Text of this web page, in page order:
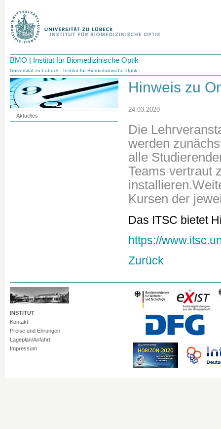
BMO | Institut für Biomedizinische Optik
Universität zu Lübeck - Institut für Biomedizinische Optik -
Hinweis zu
24.03.2020
Die
werden
alle
Teams vertraut
Kursen der
Das ITSC bietet
https://
Zurück
Aktuelles
INSTITUT
Kontakt
Preise und Ehrungen
Lageplan/Anfahrt
Impressum